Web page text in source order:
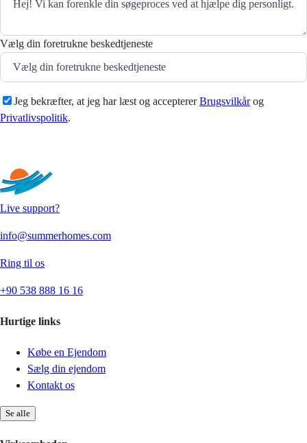
Vælg din foretrukne beskedtjeneste
Jeg bekræfter, at jeg har læst og acceptererBrugsvilkårog
Privatlivspolitik.
Live support?
info@summerhomes.com
Ring til os
+90 538 888 16 16
Hurtige links
Købe en Ejendom
Sælg din ejendom
Kontakt os
Se alle